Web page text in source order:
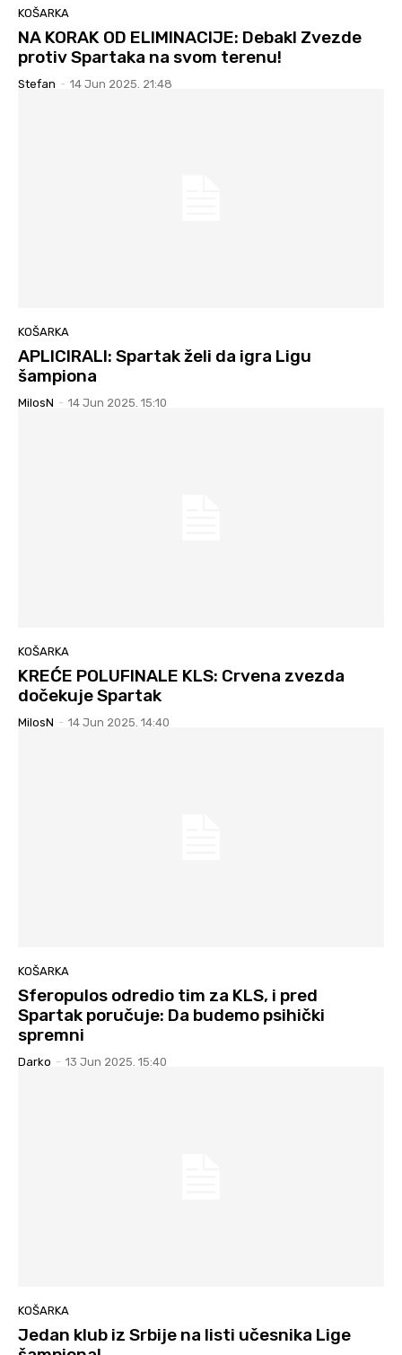
KOŠARKA
NA KORAK OD ELIMINACIJE: Debakl Zvezde
protiv Spartaka na svom terenu!
Stefan - 14 Jun 2025. 21:48
KOŠARKA
APLICIRALI: Spartak želi da igra Ligu
šampiona
MilosN - 14 Jun 2025. 15:10
KOŠARKA
KREĆE POLUFINALE KLS: Crvena zvezda
dočekuje Spartak
MilosN - 14 Jun 2025. 14:40
KOŠARKA
Sferopulos odredio tim za KLS, i pred
Spartak poručuje: Da budemo psihički
spremni
Darko - 13 Jun 2025. 15:40
KOŠARKA
Jedan klub iz Srbije na listi učesnika Lige